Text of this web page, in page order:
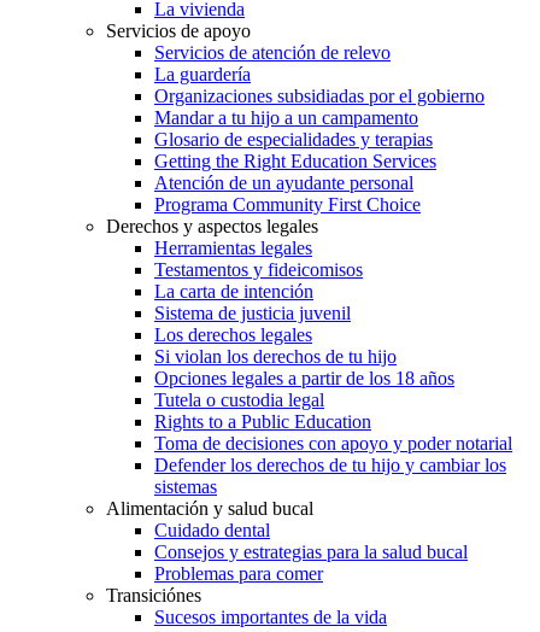
La vivienda
Servicios de apoyo
Servicios de atención de relevo
La guardería
Organizaciones subsidiadas por el gobierno
Mandar a tu hijo a un campamento
Glosario de especialidades y terapias
Getting the Right Education Services
Atención de un ayudante personal
Programa Community First Choice
Derechos y aspectos legales
Herramientas legales
Testamentos y fideicomisos
La carta de intención
Sistema de justicia juvenil
Los derechos legales
Si violan los derechos de tu hijo
Opciones legales a partir de los 18 años
Tutela o custodia legal
Rights to a Public Education
Toma de decisiones con apoyo y poder notarial
Defender los derechos de tu hijo y cambiar los
sistemas
Alimentación y salud bucal
Cuidado dental
Consejos y estrategias para la salud bucal
Problemas para comer
Transiciónes
Sucesos importantes de la vida